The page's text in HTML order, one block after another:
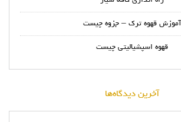
آموزش قهوه ترک – جزوه چیست
قهوه اسپشیالیتی چیست
آخرین دیدگاه‌ها